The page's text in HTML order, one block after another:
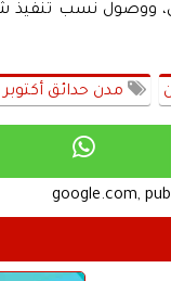
ووصول نسب تنفيذ
مدن حدائق أكتوبر
google.com,